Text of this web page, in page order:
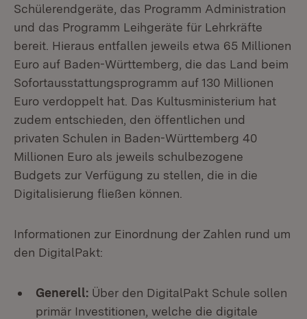
Schülerendgeräte, das Programm Administration
und das Programm Leihgeräte für Lehrkräfte
bereit. Hieraus entfallen jeweils etwa 65 Millionen
Euro auf Baden-Württemberg, die das Land beim
Sofortausstattungsprogramm auf 130 Millionen
Euro verdoppelt hat. Das Kultusministerium hat
zudem entschieden, den öffentlichen und
privaten Schulen in Baden-Württemberg 40
Millionen Euro als jeweils schulbezogene
Budgets zur Verfügung zu stellen, die in die
Digitalisierung fließen können.
Informationen zur Einordnung der Zahlen rund um
den DigitalPakt:
Generell: Über den DigitalPakt Schule sollen
primär Investitionen, welche die digitale